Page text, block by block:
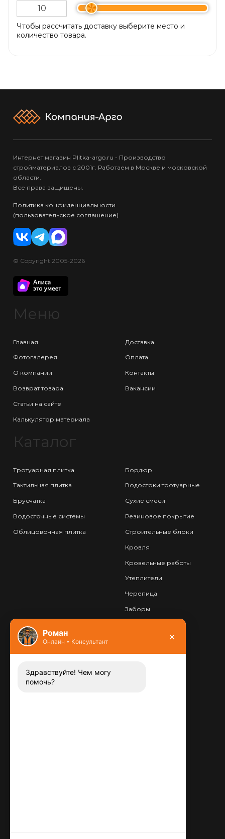
Чтобы рассчитать доставку выберите место и
количество товара.
Интернет магазин Plitka-argo.ru - Производство
стройматериалов с 2001г. Работаем в Москве и московской
области.
Все права защищены.
Политика конфиденциальности
(пользовательское соглашение)
© Copyright 2005-2026
Меню
Главная
Фотогалерея
О компании
Возврат товара
Статьи на сайте
Калькулятор материала
Доставка
Оплата
Контакты
Вакансии
Каталог
Тротуарная плитка
Тактильная плитка
Брусчатка
Водосточные системы
Облицовочная плитка
Бордюр
Водостоки тротуарные
Сухие смеси
Резиновое покрытие
Строительные блоки
Кровля
Кровельные работы
Утеплители
Черепица
Заборы
Контакты
Заказать звонок
Роман
Онлайн • Консультант ×
Здравствуйте! Чем могу
помочь?